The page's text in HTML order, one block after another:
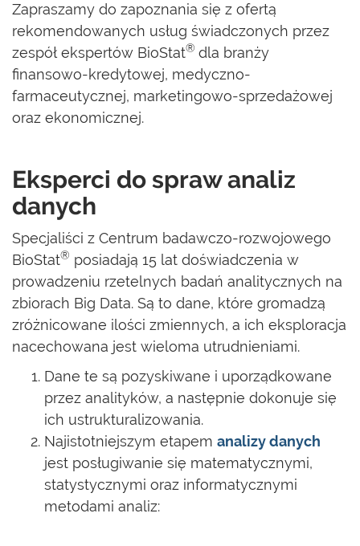
Zapraszamy do zapoznania się z ofertą
rekomendowanych usług świadczonych przez
zespół ekspertów BioStat® dla branży
finansowo-kredytowej, medyczno-
farmaceutycznej, marketingowo-sprzedażowej
oraz ekonomicznej.
Eksperci do spraw analiz
danych
Specjaliści z Centrum badawczo-rozwojowego
BioStat® posiadają 15 lat doświadczenia w
prowadzeniu rzetelnych badań analitycznych na
zbiorach Big Data. Są to dane, które gromadzą
zróżnicowane ilości zmiennych, a ich eksploracja
nacechowana jest wieloma utrudnieniami.
Dane te są pozyskiwane i uporządkowane
przez analityków, a następnie dokonuje się
ich ustrukturalizowania.
Najistotniejszym etapem analizy danych
jest posługiwanie się matematycznymi,
statystycznymi oraz informatycznymi
metodami analiz: